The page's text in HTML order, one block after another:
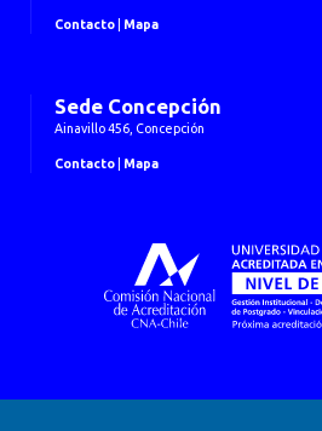
Contacto Mapa
Sede Concepción
Ainavillo 456, Concepción
Contacto Mapa